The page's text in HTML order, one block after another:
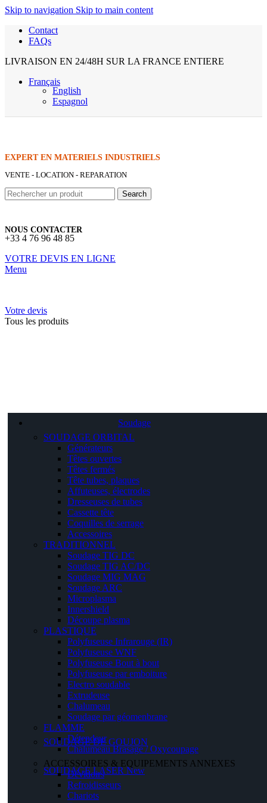
Skip to navigation Skip to main content
Contact
FAQs
LIVRAISON EN 24/48H SUR LA FRANCE ENTIERE
Français
English
Espagnol
EXPERT EN MATERIELS INDUSTRIELS
VENTE - LOCATION - REPARATION
Search
NOUS CONTACTER
+33 4 76 96 48 85
VOTRE DEVIS EN LIGNE
Menu
Votre devis
Tous les produits
Soudage
SOUDAGE ORBITAL
Générateurs
Têtes ouvertes
Têtes fermés
Tête tubes, plaques
Affuteuses, électrodes
Dresseuses de tubes
Cassette tête
Coquilles de serrage
Accessoires
TRADITIONNEL
Soudage TIG DC
Soudage TIG AC/DC
Soudage MIG MAG
Soudage ARC
Microplasma
Innershield
Découpe plasma
PLASTIQUE
Polyfuseuse Infrarouge (IR)
Polyfuseuse WNF
Polyfuseuse Bout à bout
Polyfuseuse par emboiture
Electro soudable
Extrudeuse
Chalumeau
Soudage par géomenbrane
FLAMME
Détendeur
Chalumeau Brasage / Oxycoupage
SOUDAGE DE GOUJON
SOUDAGE LASER New
ACCESSOIRES & EQUIPEMENTS ANNEXES
Dévidoirs
Refroidisseurs
Chariots